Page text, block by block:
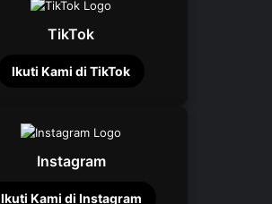
TikTok
Ikuti Kami di TikTok
Instagram
Ikuti Kami di Instagram